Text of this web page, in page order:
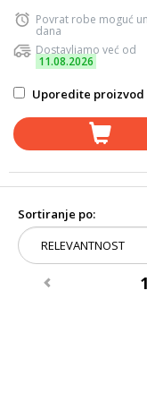
Povrat robe moguć
dana
Dostavljamo već od
11.08.2026
Uporedite proizvod
Sortiranje po:
1